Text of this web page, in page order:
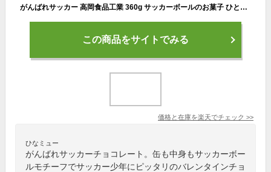
がんばれサッカー 高岡食品工業 360g サッカーボールのお菓子 ひとくちチョコレート ボールチョコ 丸い サッカーボール チョコ 大量 ばらまき 配る お菓子 菓子まき チョコレート イベント 子供会 景品 駄菓子 サッカーチョコ くじ引き 縁日 幼稚園 保育園 小学校 問屋
この商品をサイトでみる
価格と在庫を楽天でチェック >>
ひなミュー
がんばれサッカーチョコレート。缶も中身もサッカーボー
ルモチーフでサッカー少年にピッタリのバレンタインチョ